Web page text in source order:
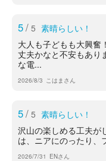
5/ 5 素晴らしい！
大人も子どもも大興奮
丈夫かなと不安もあり
な電...
2026/8/3 こはまさん
5/ 5 素晴らしい！
沢山の楽しめる工夫が
は、ニアにのったり、
2026/7/31 ENさん